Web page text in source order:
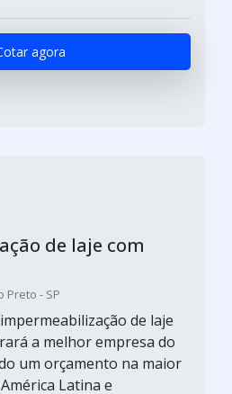
agora
de laje com
Preto - SP
de laje
a melhor empresa do
um orçamento na maior
Latina e